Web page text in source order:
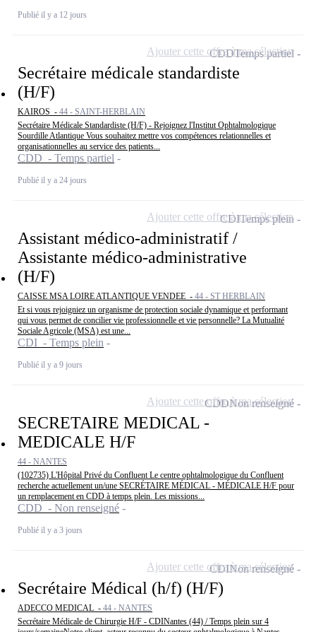
Publié il y a 12 jours
Secrétaire médicale standardiste
(H/F)
KAIROS - 44 - SAINT-HERBLAIN
Secrétaire Médicale Standardiste (H/F) - Rejoignez l'Institut Ophtalmologique
Sourdille Atlantique Vous souhaitez mettre vos compétences relationnelles et
organisationnelles au service des patients...
CDD - Temps partiel
Publié il y a 24 jours
CDDTemps partiel
Ajouter cette offre à ma sélection
Assistant médico-administratif /
Assistante médico-administrative
(H/F)
CAISSE MSA LOIRE ATLANTIQUE VENDEE - 44 - ST HERBLAIN
Et si vous rejoigniez un organisme de protection sociale dynamique et performant
qui vous permet de concilier vie professionnelle et vie personnelle? La Mutualité
Sociale Agricole (MSA) est une...
CDI - Temps plein
Publié il y a 9 jours
CDITemps plein
Ajouter cette offre à ma sélection
SECRETAIRE MEDICAL -
MEDICALE H/F
44 - NANTES
(102735) L'Hôpital Privé du Confluent Le centre ophtalmologique du Confluent
recherche actuellement un/une SECRÉTAIRE MÉDICAL - MÉDICALE H/F pour
un remplacement en CDD à temps plein. Les missions...
CDD - Non renseigné
Publié il y a 3 jours
CDDNon renseigné
Ajouter cette offre à ma sélection
Secrétaire Médical (h/f) (H/F)
ADECCO MEDICAL - 44 - NANTES
Secrétaire Médicale de Chirurgie H/F - CDINantes (44) / Temps plein sur 4
CDINon renseigné
Ajouter cette offre à ma sélection